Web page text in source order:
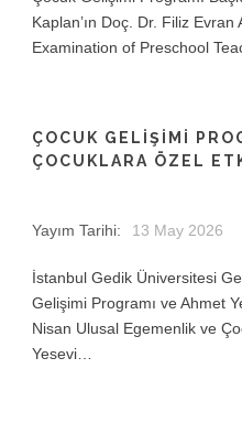
Kaplan’ın Doç. Dr. Filiz Evran
Examination of Preschool
ÇOCUK GELIŞIMI
ÇOCUKLARA ÖZEL
Yayım Tarihi: 13 May 2026
İstanbul Gedik Üniversitesi
Gelişimi Programı ve Ahmet
Nisan Ulusal Egemenlik ve
Yesevi…